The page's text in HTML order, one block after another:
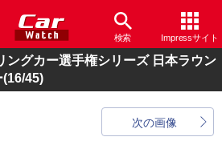
検索 Impressサイト
ングカー選手権シリーズ 日本ラウン
(16/45)
次の画像